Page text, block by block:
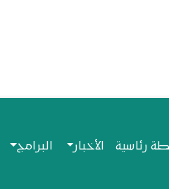
رئاسية الأخبار البرامج